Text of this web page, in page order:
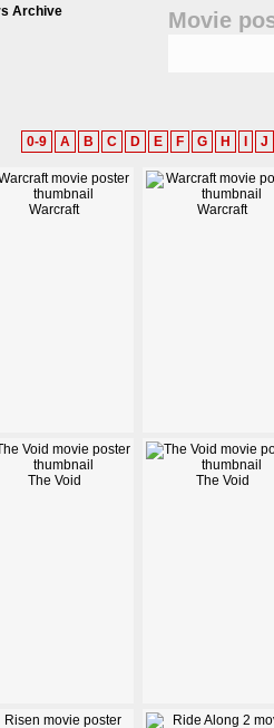
Movie
0-9 A B C D E F G H J
Warcraft Warcraft
The Void The Void